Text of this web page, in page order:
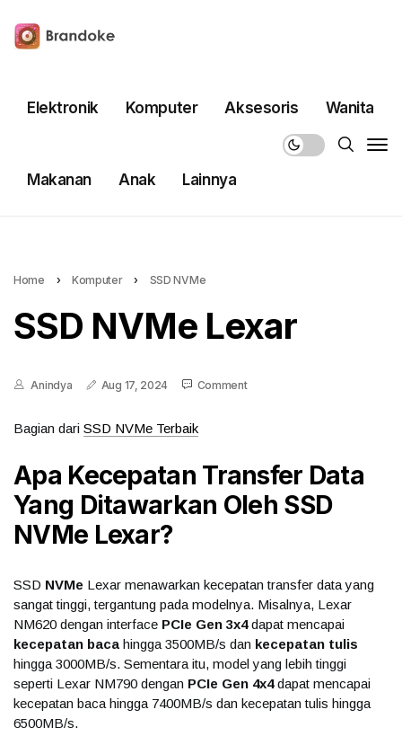
Elektronik Komputer Aksesoris Wanita
Makanan Anak Lainnya
Home › Komputer › SSD NVMe
SSD NVMe Lexar
Anindya Aug 17, 2024 Comment
Bagian dari SSD NVMe Terbaik
Apa Kecepatan Transfer Data
Yang Ditawarkan Oleh SSD
NVMe Lexar?
SSD NVMe Lexar menawarkan kecepatan transfer data yang
sangat tinggi, tergantung pada modelnya. Misalnya, Lexar
NM620 dengan interface PCIe Gen 3x4dapat mencapai
kecepatan baca hingga 3500MB/s dan kecepatan tulis
hingga 3000MB/s. Sementara itu, model yang lebih tinggi
seperti Lexar NM790 dengan PCIe Gen 4x4dapat mencapai
kecepatan baca hingga 7400MB/s dan kecepatan tulis hingga
6500MB/s.